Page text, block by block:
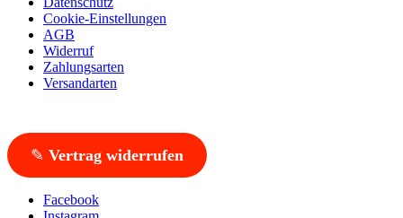
Cookie-Einstellungen
AGB
Widerruf
Zahlungsarten
Versandarten
✎ Vertrag widerrufen
Facebook